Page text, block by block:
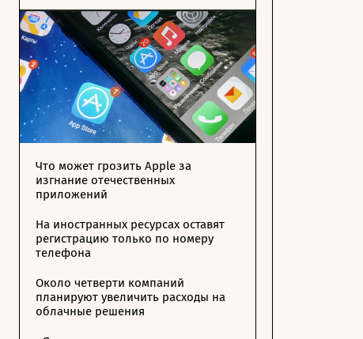
Что может грозить Apple за
изгнание отечественных
приложений
На иностранных ресурсах оставят
регистрацию только по номеру
телефона
Около четверти компаний
планируют увеличить расходы на
облачные решения